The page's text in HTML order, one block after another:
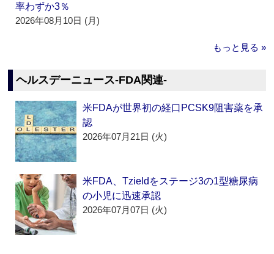
率わずか3％
2026年08月10日 (月)
もっと見る »
ヘルスデーニュース‐FDA関連‐
米FDAが世界初の経口PCSK9阻害薬を承
認
2026年07月21日 (火)
米FDA、Tzieldをステージ3の1型糖尿病
の小児に迅速承認
2026年07月07日 (火)